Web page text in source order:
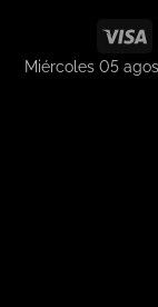
Miércoles 05